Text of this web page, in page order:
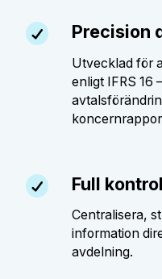
Precision
Utvecklad för
enligt IFRS 16
Full
Centralisera,
information
avdelning.